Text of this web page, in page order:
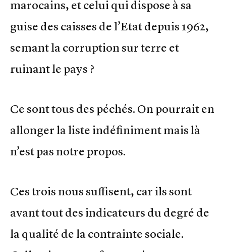
marocains, et celui qui dispose à sa
guise des caisses de l’Etat depuis 1962,
semant la corruption sur terre et
ruinant le pays ?
Ce sont tous des péchés. On pourrait en
allonger la liste indéfiniment mais là
n’est pas notre propos.
Ces trois nous suffisent, car ils sont
avant tout des indicateurs du degré de
la qualité de la contrainte sociale.